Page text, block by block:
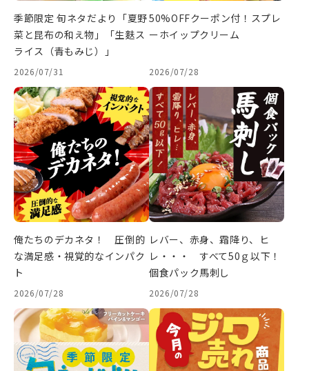
季節限定 旬ネタだより「夏野
菜と昆布の和え物」「生麩ス
ライス（青もみじ）」
2026/07/31
50%OFFクーポン付！スプレ
ーホイップクリーム
2026/07/28
俺たちのデカネタ！ 圧倒的
な満足感・視覚的なインパク
ト
2026/07/28
レバー、赤身、霜降り、ヒ
レ・・・ すべて50ｇ以下！
個食パック馬刺し
2026/07/28